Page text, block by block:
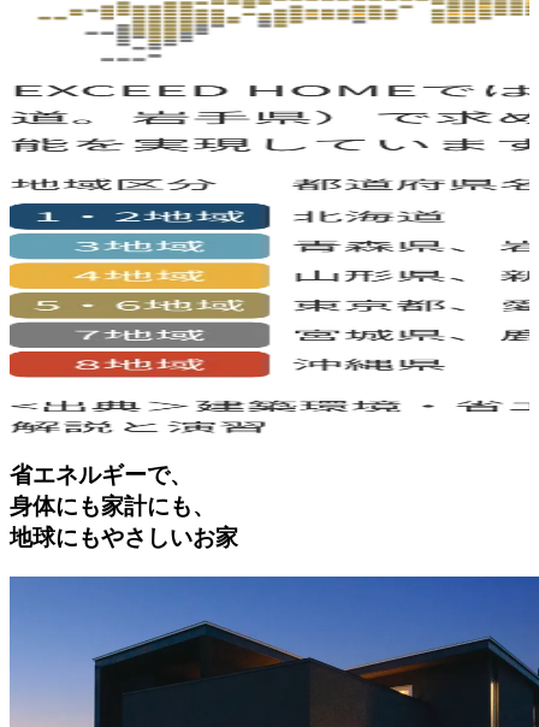
省エネルギーで、
身体にも家計にも、
地球にもやさしいお家